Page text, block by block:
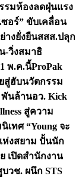
รมห้องลดฝุ่นแรง
ซอร์” ขับเคลื่อน
างยั่งยืนสสส.ปลุก
-วิ่งสมาธิ
พ.ค.นี้ProPak
สู่ฮับนวัตกรรม
พันล้านอว. Kick
สู่ความ
ทศ “Young จะ
ห่งสยาม ปั้นนัก
เปิดสำนักงาน
บวช. ผนึก STS